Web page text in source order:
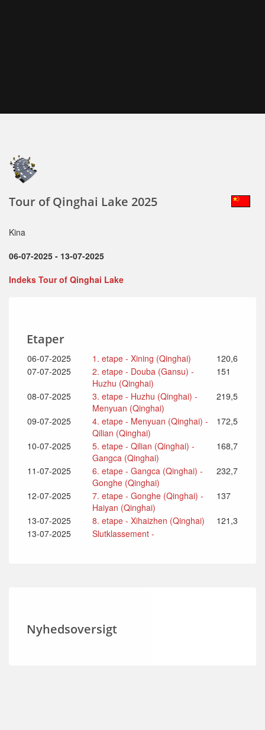
Tour of Qinghai Lake 2025
Kina
06-07-2025 - 13-07-2025
Indeks Tour of Qinghai Lake
Etaper
06-07-2025 1. etape - Xining (Qinghai)
120,6
07-07-2025
2. etape - Douba (Gansu) -
Huzhu (Qinghai)
151
08-07-2025
3. etape - Huzhu (Qinghai) -
Menyuan (Qinghai)
219,5
09-07-2025
4. etape - Menyuan (Qinghai) -
Qilian (Qinghai)
172,5
10-07-2025
5. etape - Qilian (Qinghai) -
Gangca (Qinghai)
168,7
11-07-2025
6. etape - Gangca (Qinghai) -
Gonghe (Qinghai)
232,7
12-07-2025
7. etape - Gonghe (Qinghai) -
Haiyan (Qinghai)
137
13-07-2025 8. etape - Xihaizhen (Qinghai)
121,3
13-07-2025
Slutklassement -
Nyhedsoversigt